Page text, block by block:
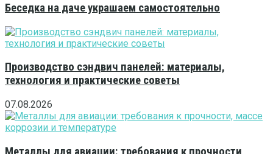
Беседка на даче украшаем самостоятельно
Производство сэндвич панелей: материалы,
технология и практические советы
07.08.2026